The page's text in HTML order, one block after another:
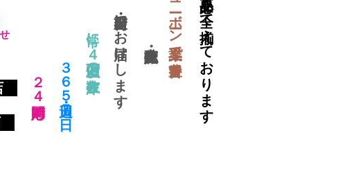
​２４時間対応 ​３６５日・週７日
常に４万個以上の在庫数 当日出荷・翌日にお届けします